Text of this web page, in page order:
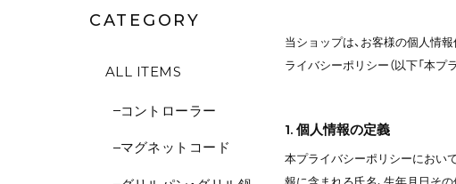
CATEGORY
ALL ITEMS
コントローラー
マグネットコード
当ショップは、お客様の個人情
ライバシーポリシー（以下「本プ
1. 個人情報の定義
本プライバシーポリシーにおい
報に含まれる氏名、生年月日そ